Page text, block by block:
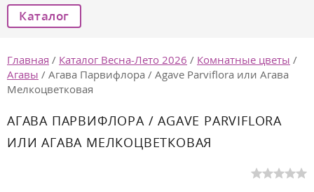
Каталог
Главная / Каталог Весна-Лето 2026 / Комнатные цветы /
Агавы / Агава Парвифлора / Agave Parviflora или Агава
Mелкоцветковая
АГАВА ПАРВИФЛОРА / AGAVE PARVIFLORA
ИЛИ АГАВА MЕЛКОЦВЕТКОВАЯ